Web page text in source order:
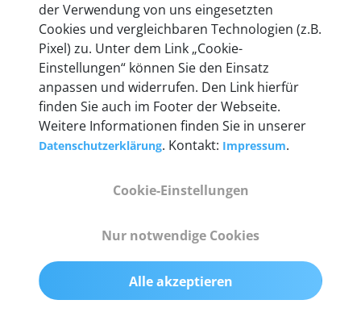
Technische Details &
Lieferumfang
55 mm x 25 mm x 12 mm
200 g
der Verwendung von uns eingesetzten
Cookies und vergleichbaren Technologien (z.B.
Pixel) zu. Unter dem Link „Cookie-
Einstellungen“ können Sie den Einsatz
anpassen und widerrufen. Den Link hierfür
finden Sie auch im Footer der Webseite.
Weitere Informationen finden Sie in unserer
Datenschutzerklärung. Kontakt: Impressum.
Cookie-Einstellungen
Nur notwendige Cookies
Alle akzeptieren